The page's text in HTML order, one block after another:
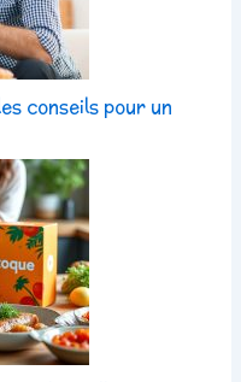
conseils pour un